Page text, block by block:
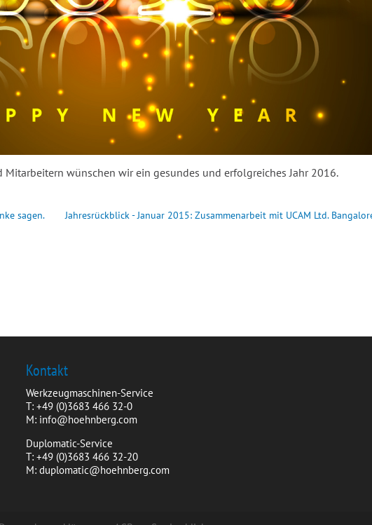
wünschen wir ein gesundes und erfolgreiches Jahr 2016.
sagen. Jahresrückblick - Januar 2015: Zusammenarbeit mit UCAM Ltd.
Kontakt
Werkzeugmaschinen-Service
T: +49 (0)3683 466 32-0
M: info@hoehnberg.com
Duplomatic-Service
T: +49 (0)3683 466 32-20
M: duplomatic@hoehnberg.com